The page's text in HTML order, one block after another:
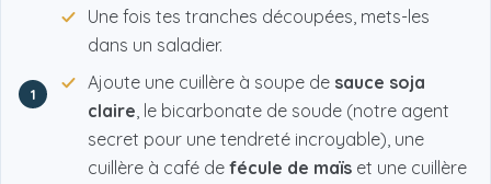
1
Une fois tes tranches découpées, mets-les
dans un saladier.
Ajoute une cuillère à soupe de sauce soja
claire, le bicarbonate de soude (notre agent
secret pour une tendreté incroyable), une
cuillère à café de fécule de maïs et une cuillère